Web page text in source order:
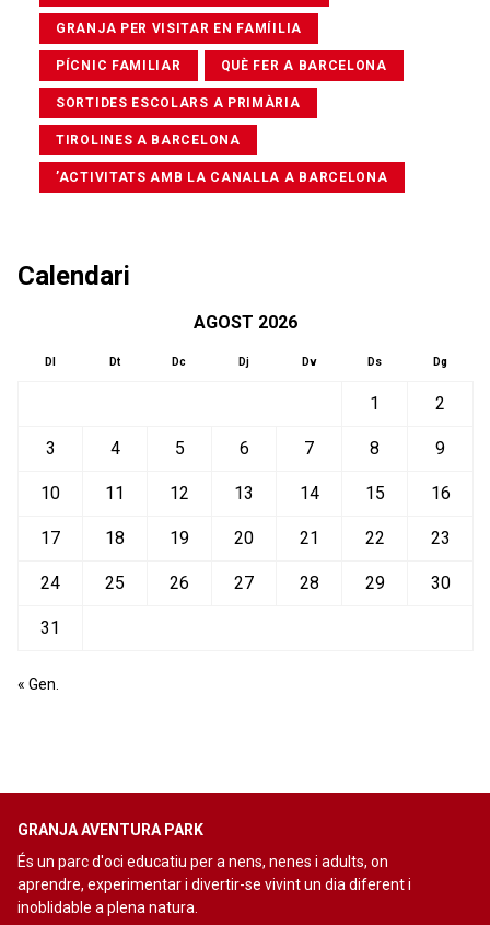
GRANJA PER VISITAR EN FAMÍILIA
PÍCNIC FAMILIAR QUÈ FER A BARCELONA
SORTIDES ESCOLARS A PRIMÀRIA
TIROLINES A BARCELONA
’ACTIVITATS AMB LA CANALLA A BARCELONA
Calendari
AGOST 2026
Dl Dt Dc Dj Dv Ds Dg
1 2
3 4 5 6 7 8 9
10 11 12 13 14 15 16
17 18 19 20 21 22 23
24 25 26 27 28 29 30
31
« Gen.
GRANJA AVENTURA PARK
És un parc d'oci educatiu per a nens, nenes i adults, on
aprendre, experimentar i divertir-se vivint un dia diferent i
inoblidable a plena natura.